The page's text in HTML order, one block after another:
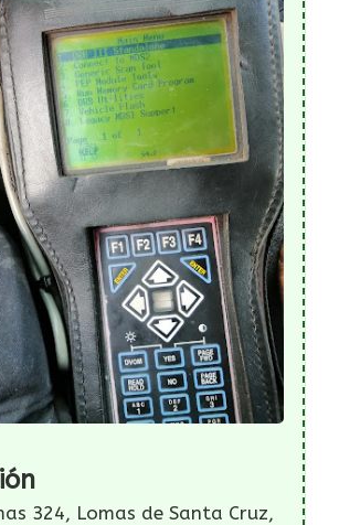
324, Lomas de Santa Cruz,